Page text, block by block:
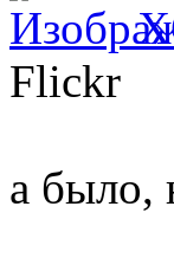
Flickr
а было,